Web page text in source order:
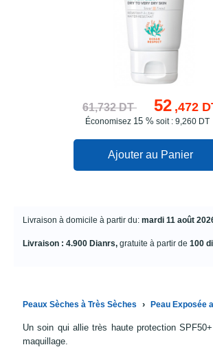
61,732 DT 52 ,472
Économisez 15 % soit : 9,260 DT
Ajouter au Panier
Livraison à domicile à partir du: mardi 11 août
Livraison : 4.900 Dianrs, gratuite à partir de 100
Peaux Sèches à Très Sèches › Peau Exposée
Un soin qui allie très haute protection
maquillage.